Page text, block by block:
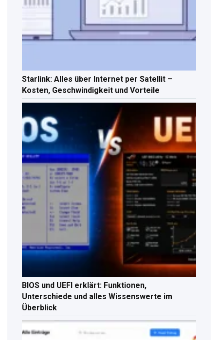
Starlink: Alles über Internet per Satellit –
Kosten, Geschwindigkeit und Vorteile
BIOS und UEFI erklärt: Funktionen,
Unterschiede und alles Wissenswerte im
Überblick